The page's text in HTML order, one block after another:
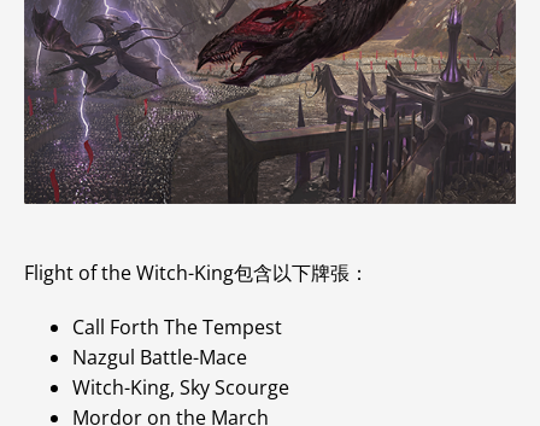
Flight of the Witch-King包含以下牌張：
Call Forth The Tempest
Nazgul Battle-Mace
Witch-King, Sky Scourge
Mordor on the March